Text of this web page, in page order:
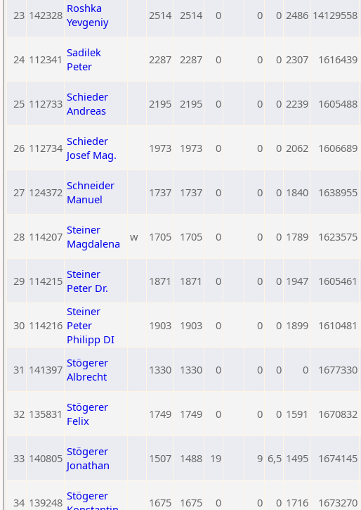
23 142328 Roshka
Yevgeniy
2514 2514 0 0 0 2486 14129558
24 112341 Sadilek
Peter
2287 2287 0 0 0 2307 1616439
25 112733 Schieder
Andreas
2195 2195 0 0 0 2239 1605488
26 112734 Schieder
Josef Mag.
1973 1973 0 0 0 2062 1606689
27 124372 Schneider
Manuel
1737 1737 0 0 0 1840 1638955
28 114207 Steiner
Magdalena
w 1705 1705 0 0 0 1789 1623575
29 114215 Steiner
Peter Dr.
1871 1871 0 0 0 1947 1605461
30 114216
Steiner
Peter
Philipp DI
1903 1903 0 0 0 1899 1610481
31 141397 Stögerer
Albrecht
1330 1330 0 0 0 0 1677330
32 135831 Stögerer
Felix
1749 1749 0 0 0 1591 1670832
33 140805 Stögerer
Jonathan
1507 1488 19 9 6,5 1495 1674145
34 139248 Stögerer
1675 1675 0 0 0 1716 1673270